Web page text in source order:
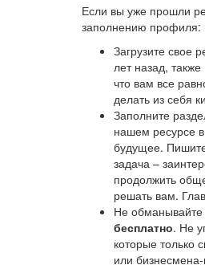
Если вы уже прошли
заполнению профиля:
Загрузите свое
лет назад,
что вам все
делать из себя
Заполните
нашем ресурсе
будущее.
задача –
продолжить
решать вам.
Не обманывайте
бесплатно. Не
которые только
или